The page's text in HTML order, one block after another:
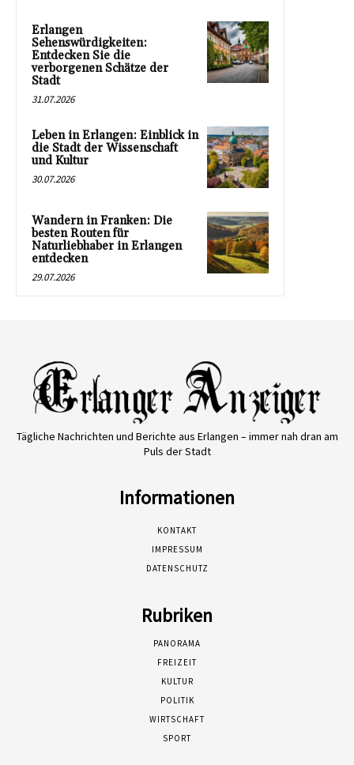
Erlangen
Sehenswürdigkeiten:
Entdecken Sie die
verborgenen Schätze der
Stadt
31.07.2026
Leben in Erlangen: Einblick in
die Stadt der Wissenschaft
und Kultur
30.07.2026
Wandern in Franken: Die
besten Routen für
Naturliebhaber in Erlangen
entdecken
29.07.2026
Tägliche Nachrichten und Berichte aus Erlangen – immer nah dran am
Puls der Stadt
Informationen
KONTAKT
IMPRESSUM
DATENSCHUTZ
Rubriken
PANORAMA
FREIZEIT
KULTUR
POLITIK
WIRTSCHAFT
SPORT